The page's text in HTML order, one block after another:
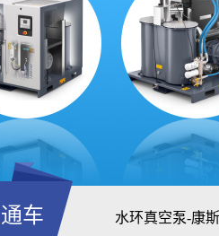
车 水环真空泵-康